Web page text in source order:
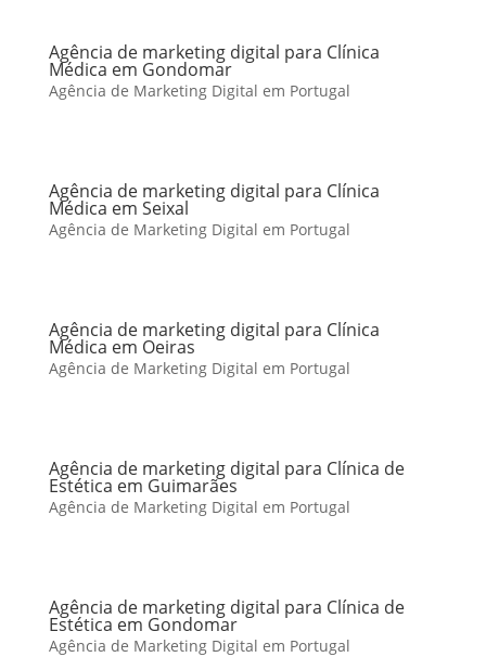
Agência de marketing digital para Clínica
Médica em Gondomar
Agência de Marketing Digital em Portugal
Agência de marketing digital para Clínica
Médica em Seixal
Agência de Marketing Digital em Portugal
Agência de marketing digital para Clínica
Médica em Oeiras
Agência de Marketing Digital em Portugal
Agência de marketing digital para Clínica de
Estética em Guimarães
Agência de Marketing Digital em Portugal
Agência de marketing digital para Clínica de
Estética em Gondomar
Agência de Marketing Digital em Portugal